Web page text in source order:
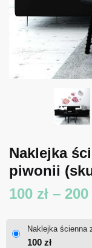
Naklejka
piwonii
100 zł – 200
Naklejka ścienna
100 zł